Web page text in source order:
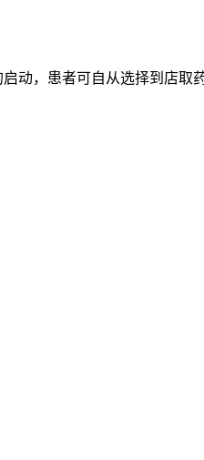
动，患者可自从选择到店取